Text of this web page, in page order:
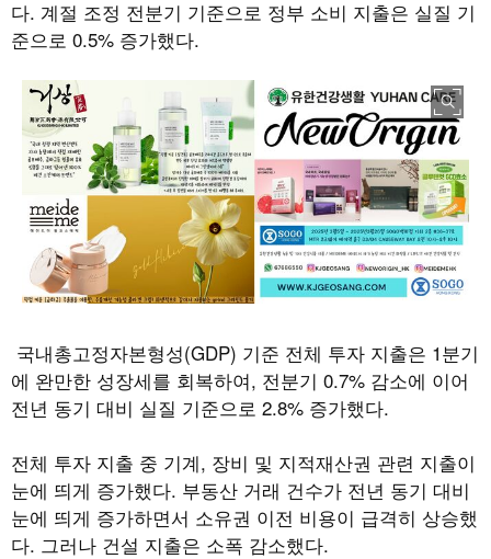
다. 계절 조정 전분기 기준으로 정부 소비 지출은 실질 기
준으로 0.5% 증가했다.
국내총고정자본형성(GDP) 기준 전체 투자 지출은 1분기
에 완만한 성장세를 회복하여, 전분기 0.7% 감소에 이어
전년 동기 대비 실질 기준으로 2.8% 증가했다.
전체 투자 지출 중 기계, 장비 및 지적재산권 관련 지출이
눈에 띄게 증가했다. 부동산 거래 건수가 전년 동기 대비
눈에 띄게 증가하면서 소유권 이전 비용이 급격히 상승했
다. 그러나 건설 지출은 소폭 감소했다.